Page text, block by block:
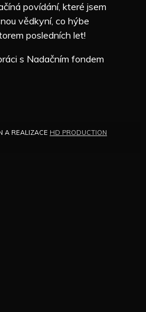
povídání, které jsem
vědkyní, co hýbe
posledních let!
s Nadačním fondem
A REALIZACE HD PRODUCTION